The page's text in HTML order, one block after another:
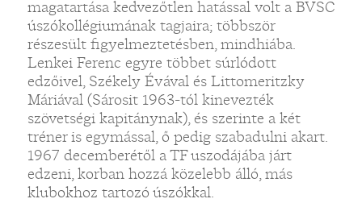
magatartása kedvezőtlen hatással volt a BVSC
úszókollégiumának tagjaira; többször
részesült figyelmeztetésben, mindhiába.
Lenkei Ferenc egyre többet súrlódott
edzőivel, Székely Évával és Littomeritzky
Máriával (Sárosit 1963-tól kinevezték
szövetségi kapitánynak), és szerinte a két
tréner is egymással, ő pedig szabadulni akart.
1967 decemberétől a TF uszodájába járt
edzeni, korban hozzá közelebb álló, más
klubokhoz tartozó úszókkal.